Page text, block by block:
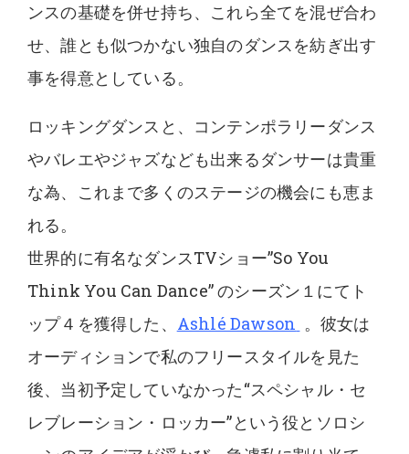
ンスの基礎を併せ持ち、これら全てを混ぜ合わ
せ、誰とも似つかない独自のダンスを紡ぎ出す
事を得意としている。
ロッキングダンスと、コンテンポラリーダンス
やバレエやジャズなども出来るダンサーは貴重
な為、これまで多くのステージの機会にも恵ま
れる。
世界的に有名なダンスTVショー”So You
Think You Can Dance” のシーズン１にてト
ップ４を獲得した、 Ashlé Dawson 。彼女は
オーディションで私のフリースタイルを見た
後、当初予定していなかった“スペシャル・セ
レブレーション・ロッカー”という役とソロシ